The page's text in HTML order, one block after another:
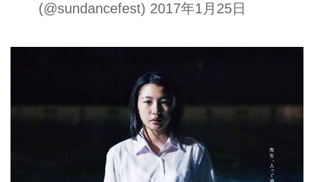
(@sundancefest) 2017年1月25日